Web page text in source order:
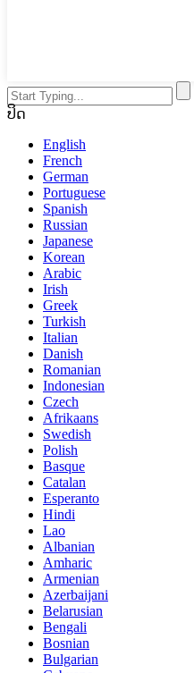
ປິດ
English
French
German
Portuguese
Spanish
Russian
Japanese
Korean
Arabic
Irish
Greek
Turkish
Italian
Danish
Romanian
Indonesian
Czech
Afrikaans
Swedish
Polish
Basque
Catalan
Esperanto
Hindi
Lao
Albanian
Amharic
Armenian
Azerbaijani
Belarusian
Bengali
Bosnian
Bulgarian